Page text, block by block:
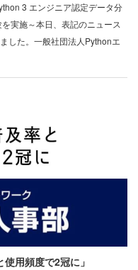
3 エンジニア認定データ分
実施～本日、表記のニュース
した。一般社団法人Pythonエ
用頻度で2冠に」